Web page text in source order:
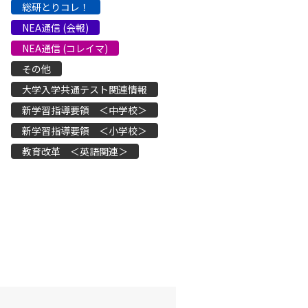
総研とりコレ！
NEA通信 (会報)
NEA通信 (コレイマ)
その他
大学入学共通テスト関連情報
新学習指導要領 ＜中学校＞
新学習指導要領 ＜小学校＞
教育改革 ＜英語関連＞